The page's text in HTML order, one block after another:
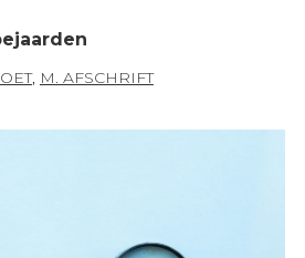
, M. AFSCHRIFT